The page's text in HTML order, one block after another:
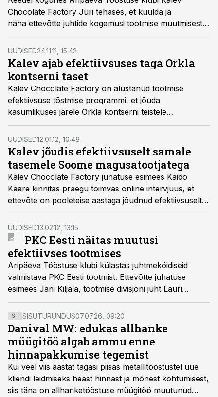
Chocolate Factory Jüri tehases, et kuulda ja
näha ettevõtte juhtide kogemusi tootmise muutmisest
efektiivsemaks. Samuti oli klubi hea võimalus
kohtumiseks konkurentide ja koostööpartneritega.
Kuna tootmises pildistada ei tohtinud, siis ongi
seekordne pildigalerii osalejate suhtlusest ettekannete
eelsel- ja vahepealsel ajal.
UUDISED24.11.11, 15:42
Kalev ajab efektiivsuses taga Orkla
kontserni taset
Kalev Chocolate Factory on alustanud tootmise
efektiivsuse tõstmise programmi, et jõuda
kasumlikuses järele Orkla kontserni teistele
ettevõtetele. Programm startis eelmisel aastal
olukorrast, kus toodangu müügist laekunud igast 100
kroonist jäi ettevõttele vaid 1, Orkla ettevõtetes jääb
tootjale 11-18 krooni.
UUDISED12.01.12, 10:48
Kalev jõudis efektiivsuselt samale
tasemele Soome magusatootjatega
Kalev Chocolate Factory juhatuse esimees Kaido
Kaare kinnitas praegu toimvas online intervjuus, et
ettevõte on pooleteise aastaga jõudnud efektiivsuselt
samale tasemele Soome magusatootjatega.
UUDISED13.02.12, 13:15
PKC Eesti näitas muutusi
efektiivses tootmises
Äripäeva Tööstuse klubi külastas juhtmeköidiseid
valmistava PKC Eesti tootmist. Ettevõtte juhatuse
esimees Jani Kiljala, tootmise divisjoni juht Lauri
Rohtoja ja tootmise arendusjuht Rain Lindus rääkisid
muudatustest ettevõtte struktuuris ja tootmises, mis
aitasid majanduslanguses kiirelt mahtusid kaotanud
ettevõttes hoida kasumlikkust. Üritusel osales ligi 30
inimest, kellele näidati ka PKC Eesti töökorraldust
tootmises.
ST SISUTURUNDUS07.07.26, 09:20
Danival MW: edukas allhanke
müügitöö algab ammu enne
hinnapakkumise tegemist
Kui veel viis aastat tagasi piisas metallitööstustel uue
kliendi leidmiseks heast hinnast ja mõnest kohtumisest,
siis täna on allhanketööstuse müügitöö muutunud